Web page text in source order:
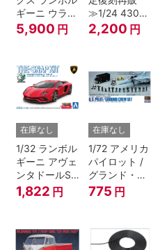
ギーニ ウラカ
ン Ver.1
5,900 円
≫1/24 430セ
ドリック
2,200 円
在庫なし
1/32 ランボル
ギーニ アヴェ
ンタドールS
パールレッド
1,822 円
在庫なし
1/72 アメリカ
パイロット /
グランド・ク
ルーセット
775 円